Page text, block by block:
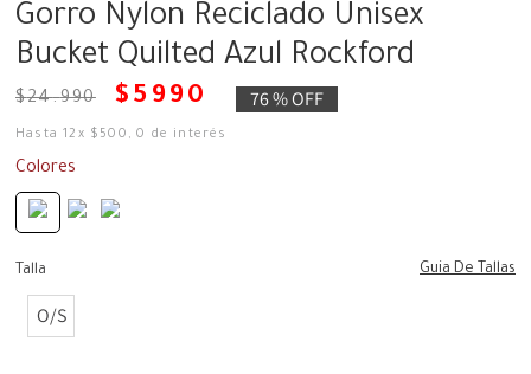
Gorro Nylon Reciclado Unisex
Bucket Quilted Azul Rockford
$24.990 $ 5990 76 %OFF
Hasta12 x $ 500 ,0 de interés
Colores
Talla Guia De Tallas
O/S